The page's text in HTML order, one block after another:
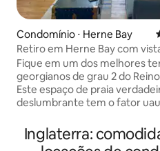
Condomínio ⋅ Herne Bay
Retiro em Herne Bay com
deslumbrante para o mar
Fique em um dos melhores
georgianos de grau 2 do
Este espaço de praia
deslumbrante tem o fator
todo o espaço, encantando
com sua atenção aos
Inglaterra: